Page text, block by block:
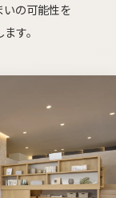
の​可能性を​
す。